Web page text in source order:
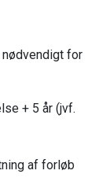
for
+ 5 år (jvf.
af forløb